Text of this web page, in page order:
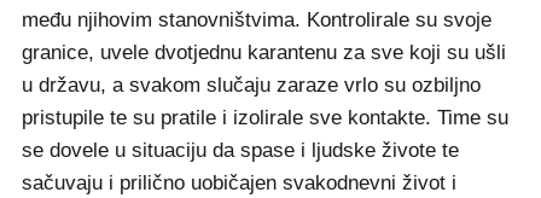
među njihovim stanovništvima. Kontrolirale su svoje
granice, uvele dvotjednu karantenu za sve koji su ušli
u državu, a svakom slučaju zaraze vrlo su ozbiljno
pristupile te su pratile i izolirale sve kontakte. Time su
se dovele u situaciju da spase i ljudske živote te
sačuvaju i prilično uobičajen svakodnevni život i